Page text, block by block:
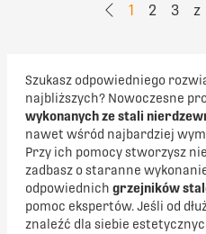
1 2 3 z
Szukasz odpowiedniego
najbliższych? Nowoczesne
wykonanych ze stali
nawet wśród najbardziej
Przy ich pomocy stworzysz
zadbasz o staranne
odpowiednich grzejników
pomoc ekspertów. Jeśli od
znaleźć dla siebie